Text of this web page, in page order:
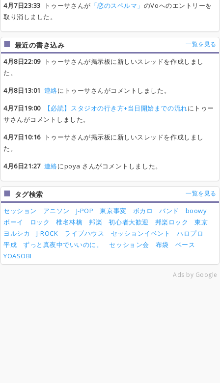
4月7日23:33 トゥーサさんが 「恋のスペルマ」 のVoへのエントリーを
取り消しました。
最近の書き込み 一覧を見る
4月8日22:09トゥーサさんが掲示板に新しいスレッドを作成しまし
た。
4月8日13:01 連絡にトゥーサさんがコメントしました。
4月7日19:00
【必読】スタジオの行き方+当日開始までの流れにトゥー
サさんがコメントしました。
4月7日10:16トゥーサさんが掲示板に新しいスレッドを作成しまし
た。
4月6日21:27 連絡にpoya さんがコメントしました。
タグ検索 一覧を見る
セッション アニソン J-POP 東京事変 ボカロ バンド
boowy
ボーイ
ロック 椎名林檎 邦楽 初心者大歓迎 邦楽ロック
東京
ヨルシカ
J-ROCK ライブハウス セッションイベント
ハロプロ
平成
ずっと真夜中でいいのに。 セッション会 布袋
ベース
YOASOBI
Ads by Google